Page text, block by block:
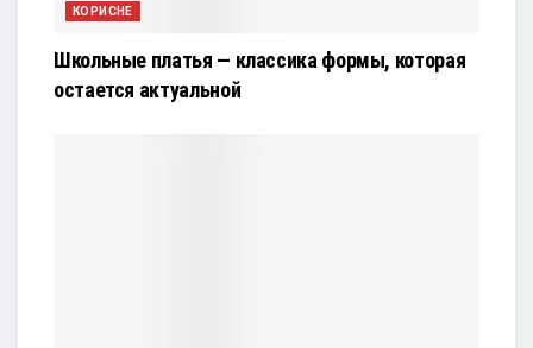
КОРИСНЕ
Школьные платья — классика формы, которая
остается актуальной